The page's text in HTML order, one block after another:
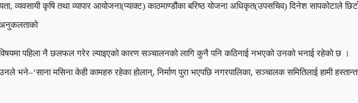
व्यवसायी कृषि तथा व्यापार आयोजना(प्याक्ट) काठमाण्डौंका बरिष्ठ योजना अधिकृत(उपसचिव) दिनेश सापकोटाले
पहिला नै छलफल गरेर ल्याइएको कारण सञ्चालनको लागि कुनै पनि कठिनाई नभएको उनको भनाई रहेको छ ।
भने–‘साना मसिना केही कामहरु रहेका होलान्, निर्माण पुरा भएपछि नगरपालिका, सञ्चालक समितिलाई हामी